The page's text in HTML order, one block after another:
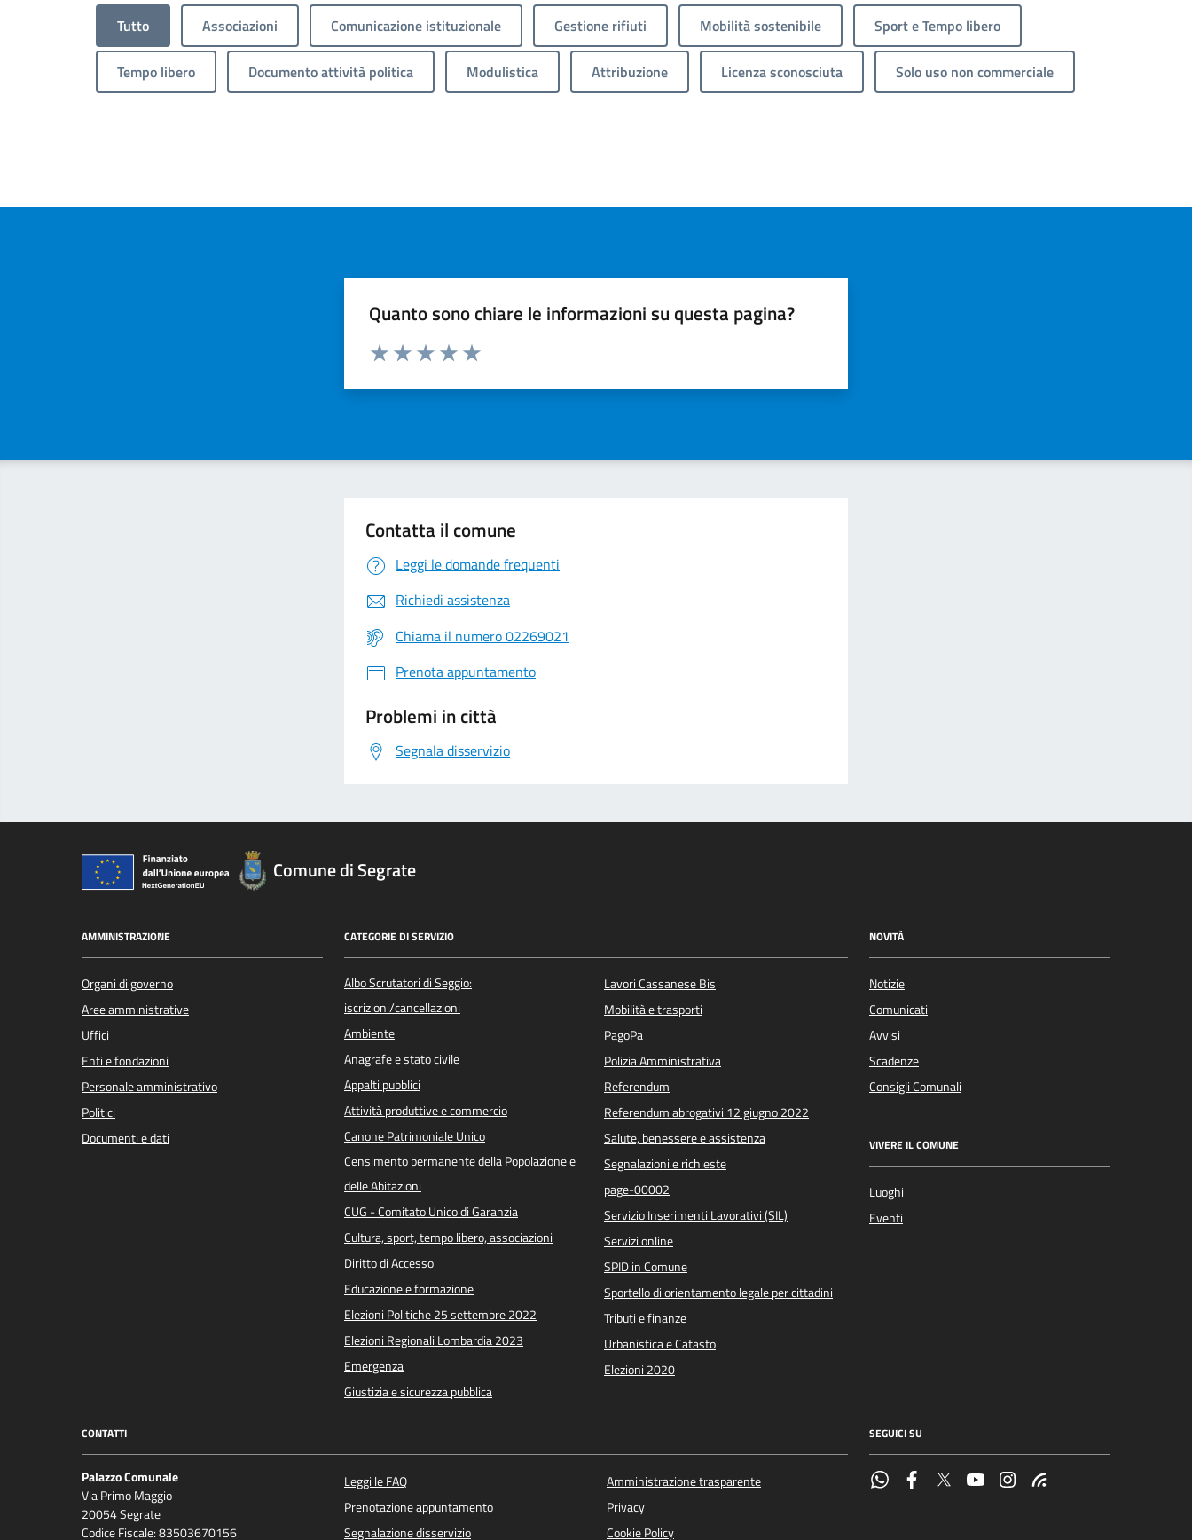
Tutto Associazioni Comunicazione istituzionale Gestione rifiuti Mobilità sostenibile Sport e Tempo libero
Tempo libero Documento attività politica Modulistica Attribuzione Licenza sconosciuta Solo uso non commerciale
Quanto sono chiare le informazioni su questa pagina?
Valuta da 1 a 5 stelle la pagina
Contatta il comune
Leggi le domande frequenti
Richiedi assistenza
Chiama il numero 02269021
Prenota appuntamento
Problemi in città
Segnala disservizio
Comune di Segrate
AMMINISTRAZIONE
Organi di governo
Aree amministrative
Uffici
Enti e fondazioni
Personale amministrativo
Politici
Documenti e dati
CATEGORIE DI SERVIZIO
Albo Scrutatori di Seggio:
iscrizioni/cancellazioni
Ambiente
Anagrafe e stato civile
Appalti pubblici
Attività produttive e commercio
Canone Patrimoniale Unico
Censimento permanente della Popolazione e
delle Abitazioni
CUG - Comitato Unico di Garanzia
Cultura, sport, tempo libero, associazioni
Diritto di Accesso
Educazione e formazione
Elezioni Politiche 25 settembre 2022
Elezioni Regionali Lombardia 2023
Emergenza
Giustizia e sicurezza pubblica
Lavori Cassanese Bis
Mobilità e trasporti
PagoPa
Polizia Amministrativa
Referendum
Referendum abrogativi 12 giugno 2022
Salute, benessere e assistenza
Segnalazioni e richieste
page-00002
Servizio Inserimenti Lavorativi (SIL)
Servizi online
SPID in Comune
Sportello di orientamento legale per cittadini
Tributi e finanze
Urbanistica e Catasto
Elezioni 2020
NOVITÀ
Notizie
Comunicati
Avvisi
Scadenze
Consigli Comunali
VIVERE IL COMUNE
Luoghi
Eventi
CONTATTI
Palazzo Comunale
Via Primo Maggio
20054 Segrate
Codice Fiscale: 83503670156
Leggi le FAQ
Prenotazione appuntamento
Segnalazione disservizio
Amministrazione trasparente
Privacy
Cookie Policy
SEGUICI SU